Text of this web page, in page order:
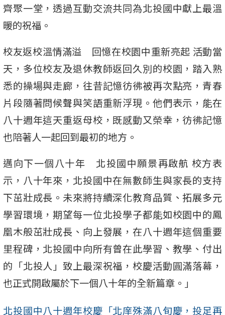
齊聚一堂，透過互動交流共同為北投國中獻上最溫
暖的祝福。
校友返校溫情滿溢 回憶在校園中重新亮起 活動當
天，多位校友及退休教師返回久別的校園，踏入熟
悉的操場與走廊，往昔記憶彷彿被再次點亮，青春
片段隨著問候聲與笑語重新浮現。他們表示，能在
八十週年這天重返母校，既感動又榮幸，彷彿記憶
也陪著人一起回到最初的地方。
邁向下一個八十年 北投國中願景再啟航 校方表
示，八十年來，北投國中在無數師生與家長的支持
下茁壯成長。未來將持續深化教育品質、拓展多元
學習環境，期望每一位北投學子都能如校園中的鳳
凰木般茁壯成長、向上發展，在八十週年這個重要
里程碑，北投國中向所有曾在此學習、教學、付出
的「北投人」致上最深祝福，校慶活動圓滿落幕，
也正式開啟屬於下一個八十年的全新篇章。」
北投國中八十週年校慶「北庠殊滿八旬慶，投足再